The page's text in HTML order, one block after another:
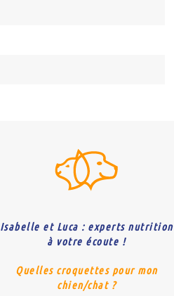
Isabelle et Luca : experts nutrition
à votre écoute !
Quelles croquettes pour mon
chien/chat ?